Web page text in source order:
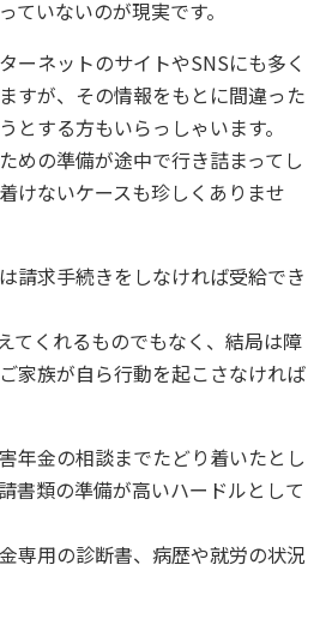
ていないのが現実です。
ーネットのサイトやSNSにも多く
すが、その情報をもとに間違った
とする方もいらっしゃいます。
めの準備が途中で行き詰まってし
けないケースも珍しくありませ
請求手続きをしなければ受給でき
てくれるものでもなく、結局は障
家族が自ら行動を起こさなければ
年金の相談までたどり着いたとし
書類の準備が高いハードルとして
専用の診断書、病歴や就労の状況